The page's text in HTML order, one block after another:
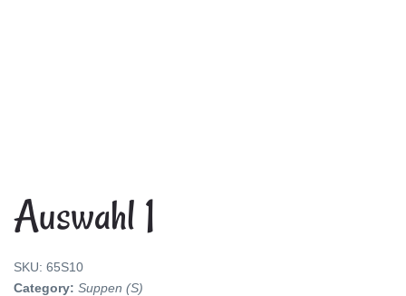
Auswahl 1
SKU: 65S10
Category: Suppen (S)